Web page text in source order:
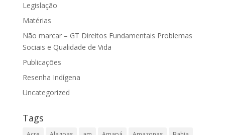
Legislação
Matérias
Não marcar – GT Direitos Fundamentais Problemas
Sociais e Qualidade de Vida
Publicações
Resenha Indígena
Uncategorized
Tags